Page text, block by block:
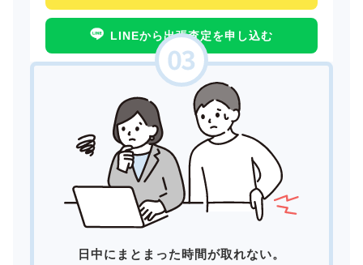
LINEから出張査定を申し込む
日中にまとまった時間が取れない。